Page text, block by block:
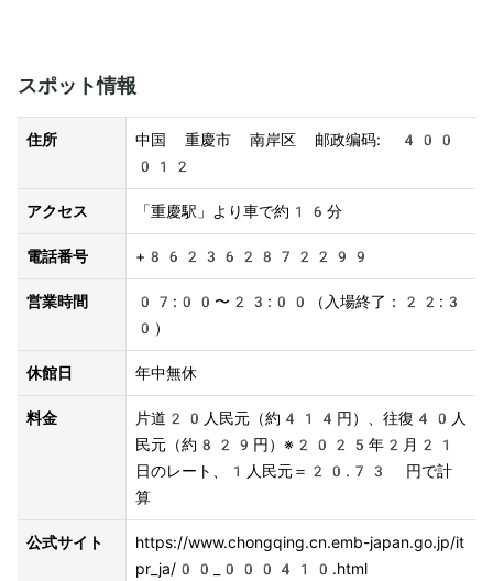
スポット情報
住所
中国 重慶市 南岸区 邮政编码: 400
012
アクセス 「重慶駅」より車で約16分
電話番号 +862362872299
営業時間
07:00〜23:00（入場終了：22:3
0）
休館日 年中無休
料金
片道20人民元（約414円）、往復40人
民元（約829円）※2025年2月21
日のレート、1人民元＝20.73 円で計
算
公式サイト
https://www.chongqing.cn.emb-japan.go.jp/it
pr_ja/00_000410.html